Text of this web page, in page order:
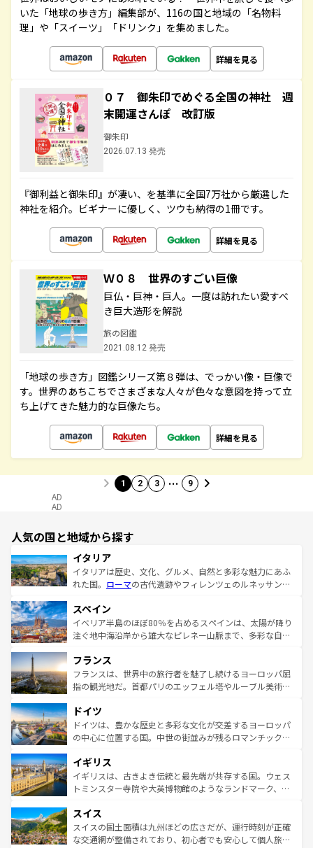
いた「地球の歩き方」編集部が、116の国と地域の「名物料
理」や「スイーツ」「ドリンク」を集めました。
詳細を見る
０７ 御朱印でめぐる全国の神社 週
末開運さんぽ 改訂版
御朱印
2026.07.13 発売
『御利益と御朱印』が凄い、を基準に全国7万社から厳選した
神社を紹介。ビギナーに優しく、ツウも納得の1冊です。
詳細を見る
Ｗ０８ 世界のすごい巨像
巨仏・巨神・巨人。一度は訪れたい愛すべ
き巨大造形を解説
旅の図鑑
2021.08.12 発売
「地球の歩き方」図鑑シリーズ第８弾は、でっかい像・巨像で
す。世界のあちこちでさまざまな人々が色々な意図を持って立
ち上げてきた魅力的な巨像たち。
詳細を見る
1 2 3 … 9
AD
AD
人気の国と地域から探す
イタリア
イタリアは歴史、文化、グルメ、自然と多彩な魅力にあふ
れた国。 ローマの古代遺跡やフィレンツェのルネッサンス
ろん、トスカーナの美しい田園風景やアマルフィ海岸の絶
景など、自然景観も見逃せない。観光の合間には、本場の
ピザやパスタなど、絶品のイタリア料理を堪能することも
ませてくれるイタリアで、忘れられない旅をしてみよう！
なお、新着のイタリア情報はコンテンツ一覧 を参照してほ
しい。
スペイン
イベリア半島のほぼ80％を占めるスペインは、太陽が降り
注ぐ地中海沿岸から雄大なピレネー山脈まで、多彩な自然
文化が根付くこの国では、情熱的なフラメンコ、熱気あふ
れる闘牛、そして美味しいタパスが生活の一部となってい
る。首都マドリードの洗練された雰囲気や、バルセロナの
の城塞都市、穏やかなビーチリゾートまで多彩な表情を見
せる。地方によって風土や気候が異なるスペインはその個
性で訪れる人を魅了する。 なお、新着のスペイン情報はコ
フランス
フランスは、世界中の旅行者を魅了し続けるヨーロッパ屈
指の観光地だ。首都パリのエッフェル塔やルーブル美術館
で、幅広い魅力が詰まっている。華麗な宮殿、歴史的な大
聖堂、美しいビーチ、そして豊かな自然が、訪れる者を心
から魅了する。また、フランスは美食の国としても知ら
いる。シャンパンの発祥地であるランス、プロヴァンスの
香り高いラベンダー畑など、多彩な楽しみ方が可能だ。さ
らに、パリ以外の地域にも魅力が溢れており、どの街角に
れる地方に足を運ぶとそれぞれで全く異なる文化を体験で
きるだろう。 なお、新着のフランス情報はコンテンツ一覧
を参照してほしい。
ドイツ
ドイツは、豊かな歴史と多彩な文化が交差するヨーロッパ
の中心に位置する国。中世の街並みが残るロマンチック街
顔を持つこの国は、どこを歩いても飽きることがない。ベ
ルリンの文化的活気、バイエルン州のアルプスの絶景、そ
してライン川沿いのワイン畑といった風景は必見。ビール
は、お酒好きな人にはぜひ体験してほしい。 なお、新着の
ドイツ情報はコンテンツ一覧を参照してほしい。
イギリス
イギリスは、古きよき伝統と最先端が共存する国。ウェス
トミンスター寺院や大英博物館のようなランドマーク、歴
リアごとに異なる魅力がある。また、優雅なアフタヌーン
ティー、ビール好きにはたまらない英国パブ、サッカー観
戦など、本場だからこそできる体験も豊富。イギリスを旅
スイス
スイスの国土面積は九州ほどの広さだが、運行時刻が正確
な交通網が整備されており、初心者でも安心して個人旅行